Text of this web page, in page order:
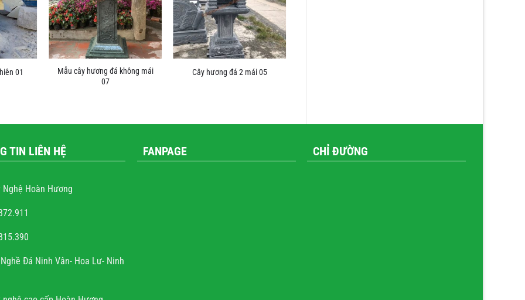
01
Mẫu cây hương đá không mái
07
Cây hương đá 2 mái 05
văn trọng
sự tài hoa của người
rất hoan hỉ khi công
TIN LIÊN HỆ
Nghệ Hoàn Hương
Đá Ninh Vân- Hoa Lư- Ninh
FANPAGE CHỈ ĐƯỜNG